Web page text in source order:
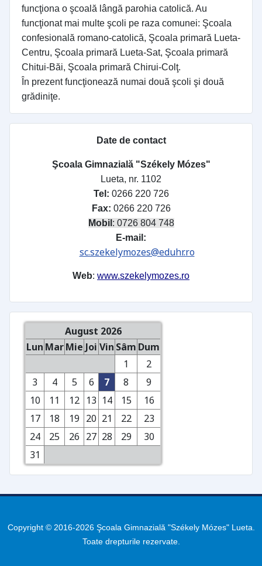
Date de contact
Şcoala Gimnazială "Székely Mózes"
Lueta, nr. 1102
Tel: 0266 220 726
Fax: 0266 220 726
Mobil : 0726 804 748
E-mail:
sc.szekelymozes@eduhr.ro
Web: www.szekelymozes.ro
August 2026
Lun MarMie Joi Vin Sâm Dum
1
2
3
4 5 6 7 8
9
10
11 12 13 14 15
16
17
18 19 20 21 22
23
24
25 26 27 28 29
30
31
funcţiona o şcoală lângă parohia catolică. Au
funcţionat mai multe şcoli pe raza comunei: Şcoala
confesională romano-catolică, Şcoala primară Lueta-
Centru, Şcoala primară Lueta-Sat, Şcoala primară
Chitui-Băi, Şcoala primară Chirui-Colţ.
În prezent funcţionează numai două şcoli şi două
grădiniţe.
Copyright © 2016-2026 Şcoala Gimnazială "Székely Mózes" Lueta.
Toate drepturile rezervate.